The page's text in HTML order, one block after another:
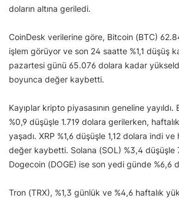
doların altına geriledi.
CoinDesk verilerine göre, Bitcoin (BTC)
işlem görüyor ve son 24 saatte %1,1 düşüş
pazartesi günü 65.076 dolara kadar
boyunca değer kaybetti.
Kayıplar kripto piyasasının geneline yayıldı.
%0,9 düşüşle 1.719 dolara gerilerken,
yaşadı. XRP %1,6 düşüşle 1,12 dolara indi
değer kaybetti. Solana (SOL) %3,4 düşüşle
Dogecoin (DOGE) ise son yedi günde %6,6
Tron (TRX), %1,3 günlük ve %4,6 haftalık